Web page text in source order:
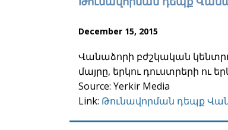
December 15, 2015
Վանաձորի բժշկական
մայրը, երկու դուստրերի ու
Source: Yerkir Media
Link: Թունավորման դեպք